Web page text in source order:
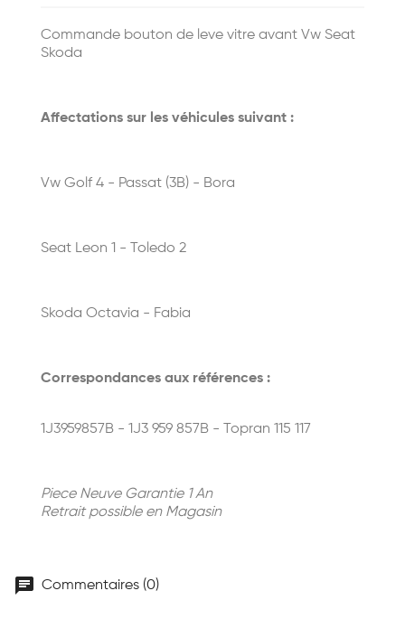
Commande bouton de leve vitre avant Vw Seat
Skoda
Affectations sur les véhicules suivant :
Vw Golf 4 - Passat (3B) - Bora
Seat Leon 1 - Toledo 2
Skoda Octavia - Fabia
Correspondances aux références :
1J3959857B - 1J3 959 857B - Topran 115 117
Piece Neuve Garantie 1 An
Retrait possible en Magasin
chat Commentaires (0)